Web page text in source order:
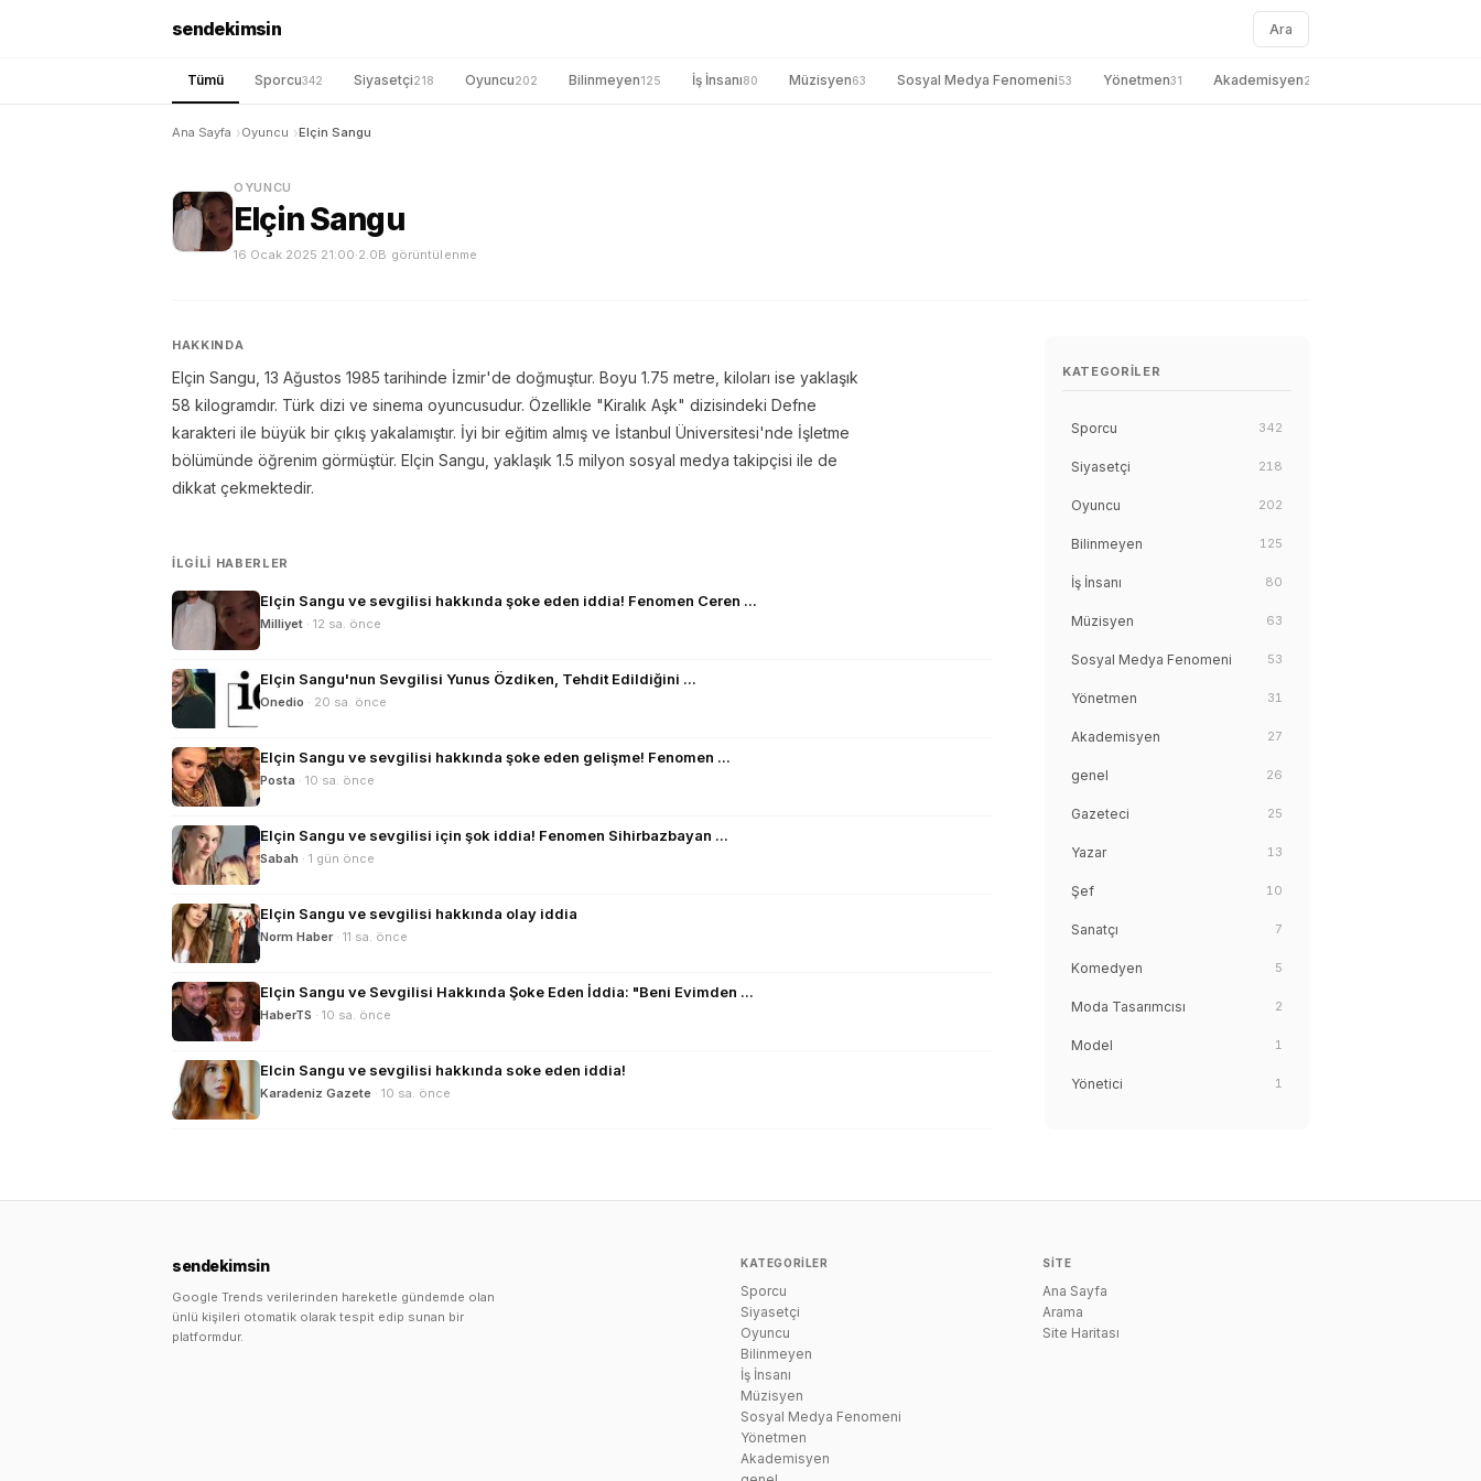
sendekimsin Ara
Tümü Sporcu342 Siyasetçi218 Oyuncu202 Bilinmeyen125 İş İnsanı80 Müzisyen63 Sosyal Medya Fenomeni53 Yönetmen31 Akademisyen27
Ana Sayfa Oyuncu Elçin Sangu
OYUNCU
Elçin Sangu
16 Ocak 2025 21:00·2.0B görüntülenme
HAKKINDA
Elçin Sangu, 13 Ağustos 1985 tarihinde İzmir'de doğmuştur. Boyu 1.75 metre, kiloları ise yaklaşık
58 kilogramdır. Türk dizi ve sinema oyuncusudur. Özellikle "Kiralık Aşk" dizisindeki Defne
karakteri ile büyük bir çıkış yakalamıştır. İyi bir eğitim almış ve İstanbul Üniversitesi'nde İşletme
bölümünde öğrenim görmüştür. Elçin Sangu, yaklaşık 1.5 milyon sosyal medya takipçisi ile de
dikkat çekmektedir.
İLGILI HABERLER
Elçin Sangu ve sevgilisi hakkında şoke eden iddia! Fenomen Ceren ...
Milliyet · 12 sa. önce
Elçin Sangu'nun Sevgilisi Yunus Özdiken, Tehdit Edildiğini ...
Onedio · 20 sa. önce
Elçin Sangu ve sevgilisi hakkında şoke eden gelişme! Fenomen ...
Posta · 10 sa. önce
Elçin Sangu ve sevgilisi için şok iddia! Fenomen Sihirbazbayan ...
Sabah · 1 gün önce
Elçin Sangu ve sevgilisi hakkında olay iddia
Norm Haber· 11 sa. önce
Elçin Sangu ve Sevgilisi Hakkında Şoke Eden İddia: "Beni Evimden ...
HaberTS · 10 sa. önce
Elcin Sangu ve sevgilisi hakkında soke eden iddia!
Karadeniz Gazete · 10 sa. önce
KATEGORILER
Sporcu 342
Siyasetçi 218
Oyuncu 202
Bilinmeyen 125
İş İnsanı 80
Müzisyen 63
Sosyal Medya Fenomeni 53
Yönetmen 31
Akademisyen 27
genel 26
Gazeteci 25
Yazar 13
Şef 10
Sanatçı 7
Komedyen 5
Moda Tasarımcısı 2
Model 1
Yönetici 1
sendekimsin
Google Trends verilerinden hareketle gündemde olan
ünlü kişileri otomatik olarak tespit edip sunan bir
platformdur.
KATEGORILER
Sporcu
Siyasetçi
Oyuncu
Bilinmeyen
İş İnsanı
Müzisyen
Sosyal Medya Fenomeni
Yönetmen
Akademisyen
SITE
Ana Sayfa
Arama
Site Haritası